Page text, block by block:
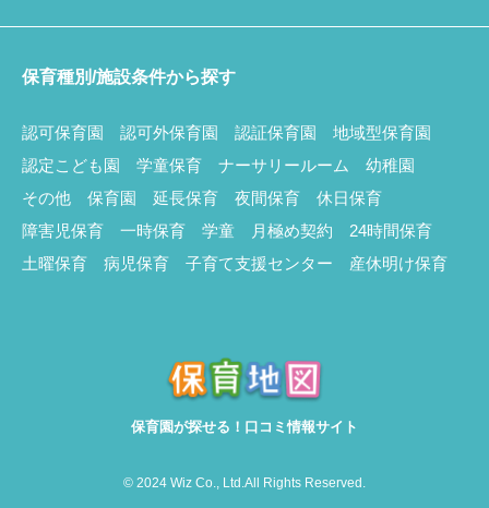
保育種別/施設条件から探す
認可保育園 認可外保育園 認証保育園
地域型保育園
認定こども園
学童保育 ナーサリールーム
幼稚園
その他
保育園 延長保育 夜間保育
休日保育
障害児保育
一時保育 学童 月極め契約
24時間保育
土曜保育
病児保育 子育て支援センター 産休明け保育
保育園が探せる！口コミ情報サイト
© 2024 Wiz Co., Ltd.All Rights Reserved.